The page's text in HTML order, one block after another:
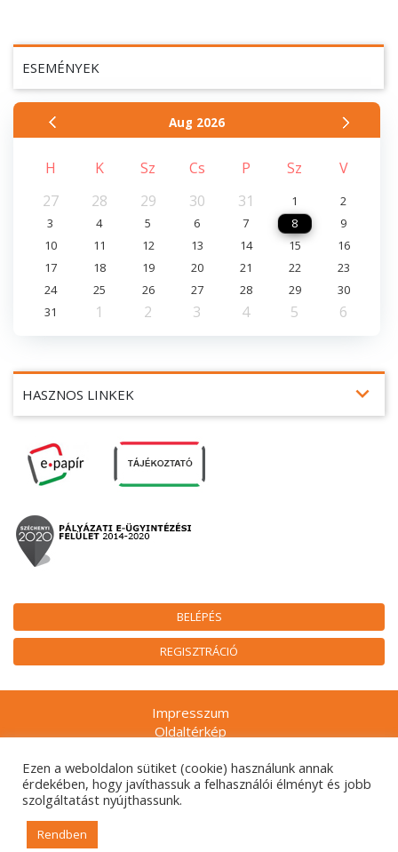
BELÉPÉS
REGISZTRÁCIÓ
HASZNOS LINKEK expand_more
ESEMÉNYEK
Aug 2026
H K Sz Cs P Sz
V
27
28 29 30 31 1
2
3
4 5 6 7 8
9
10
11 12 13 14 15
16
17
18 19 20 21 22
23
24
25 26 27 28 29
30
31
1 2 3 4 5 6
Impresszum
Oldaltérkép
Adatkezelési tájékoztatók
Technikai ajánlás
Gyakran ismételt kérdések
Ezen a weboldalon sütiket (cookie) használunk annak
érdekében, hogy javíthassuk a felhasználói élményt és jobb
szolgáltatást nyújthassunk.
Rendben